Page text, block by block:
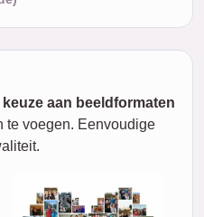
aan beeldformaten
te voegen. Eenvoudige